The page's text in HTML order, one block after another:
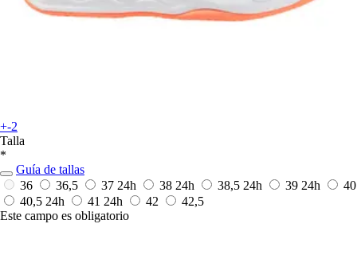
+-2
Talla
*
Guía de tallas
36
36,5 37 24h 38 24h 38,5 24h 39 24h
40
40,5 24h 41 24h 42
42,5
Este campo es obligatorio